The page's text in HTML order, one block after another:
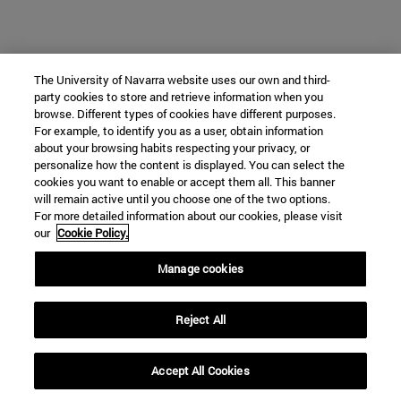
The University of Navarra website uses our own and third-
party cookies to store and retrieve information when you
browse. Different types of cookies have different purposes.
For example, to identify you as a user, obtain information
about your browsing habits respecting your privacy, or
personalize how the content is displayed. You can select the
cookies you want to enable or accept them all. This banner
will remain active until you choose one of the two options.
For more detailed information about our cookies, please visit
our Cookie Policy.
Manage cookies
Reject All
Accept All Cookies